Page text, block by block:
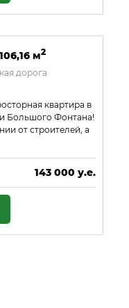
м2
дорога
квартира в
Большого Фонтана!
от строителей, а
143 000 у.е.
6 149 000 ₴